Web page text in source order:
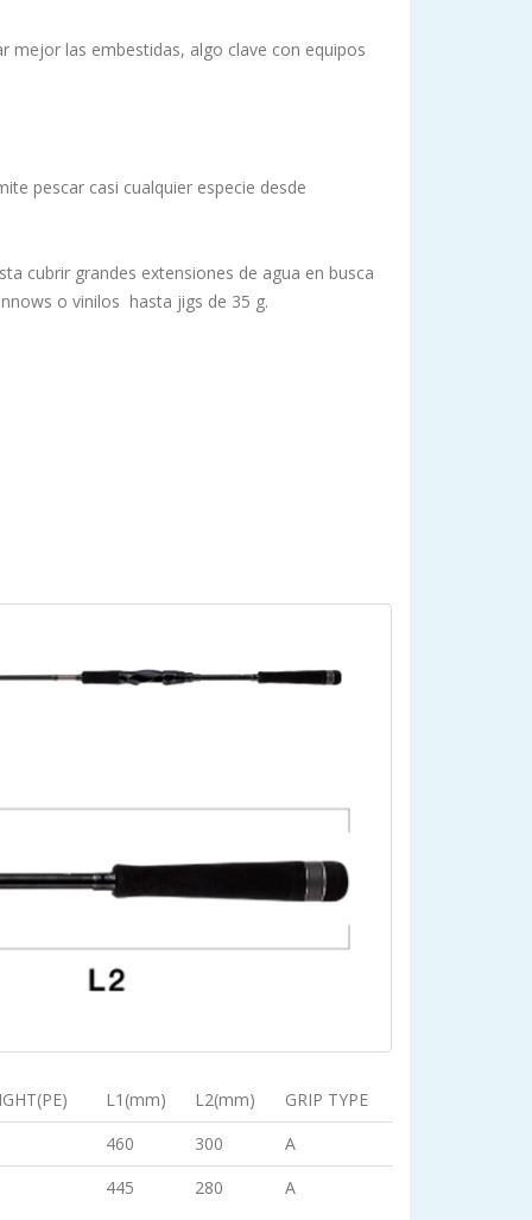
mejor las embestidas, algo clave con equipos
pescar casi cualquier especie desde
cubrir grandes extensiones de agua en busca
o vinilos hasta jigs de 35 g.
L1(mm) L2(mm)
GRIP TYPE
460
300
A
445
280 A